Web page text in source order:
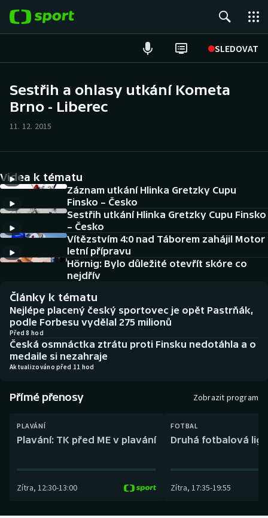
SLEDOVAT
Hokej
Cyklistika
DALŠÍ SPORTY
Americký fotbal
Baseball a softbal
Basketbal
Biatlon
Boby a skeleton
Box
Curling
NEPŘEHLÉDNĚTE
Historické návraty
Aplikace ČT sport
AZ kvíz
Sestřih a ohlasy utkání Kometa
Brno - Liberec
11. 12. 2015
Videa k tématu
Záznam utkání Hlinka Gretzky Cupu
Finsko – Česko
Sestřih utkání Hlinka Gretzky Cupu Finsko
– Česko
Vítězstvím 4:0 nad Táborem zahájil Motor
letní přípravu
Hörnig: Bylo důležité otevřít skóre co
nejdřív
Články k tématu
Nejlépe placený český sportovec je opět Pastrňák,
podle Forbesu vydělal 275 milionů
Před 8 hod
Česká osmnáctka ztrátu proti Finsku nedotáhla a o
medaile si nezahraje
Aktualizováno před 11 hod
Přímé přenosy Zobrazit program
PLAVÁNÍ
Plavání: TK před ME v plavání
Zítra, 12:30-13:00
FOTBAL
Druhá fotbalová
Zítra, 17:35-19:55